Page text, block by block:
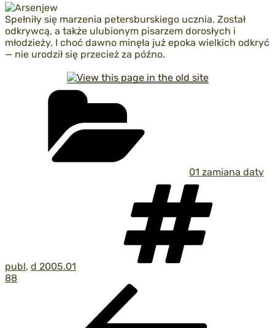
Spełniły się marzenia petersburskiego ucznia. Został
odkrywcą, a także ulubionym pisarzem dorosłych i
młodzieży. I choć dawno minęła już epoka wielkich odkryć
— nie urodził się przecież za późno.
01 zamiana daty
publ, d 2005.01
88